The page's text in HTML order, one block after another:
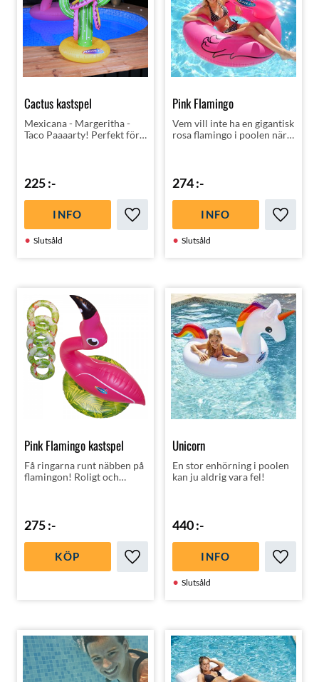
Cactus kastspel
Mexicana - Margeritha -
Taco Paaaarty! Perfekt för
ska få på Kaktusens armar!
225:-
Lägg till i favoriter
Slutsåld
INFO
Pink Flamingo
Vem vill inte ha en gigantisk
rosa flamingo i poolen när
274:-
Lägg
Slutsåld
INFO
Pink Flamingo kastspel
Få ringarna runt näbben på
flamingon! Roligt och
275:-
Lägg till i favoriter
KÖP
Unicorn
En stor enhörning i poolen
kan ju aldrig vara fel!
440:-
Lägg
Slutsåld
INFO